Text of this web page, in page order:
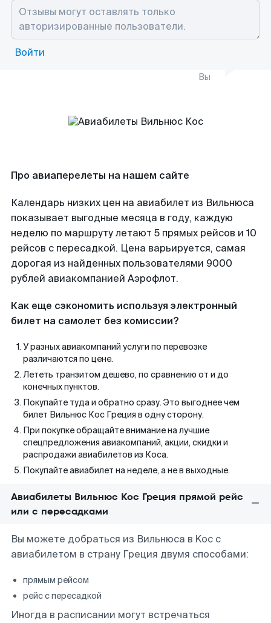
Войти
Вы
Про авиаперелеты на нашем сайте
Календарь низких цен на авиабилет из Вильнюса
показывает выгодные месяца в году, каждую
неделю по маршруту летают 5 прямых рейсов и 10
рейсов с пересадкой. Цена варьируется, самая
дорогая из найденных пользователями 9000
рублей авиакомпанией Аэрофлот.
Как еще сэкономить используя электронный
билет на самолет без комиссии?
У разных авиакомпаний услуги по перевозке
различаются по цене.
Лететь транзитом дешево, по сравнению от и до
конечных пунктов.
Покупайте туда и обратно сразу. Это выгоднее чем
билет Вильнюс Кос Греция в одну сторону.
При покупке обращайте внимание на лучшие
спецпредложения авиакомпаний, акции, скидки и
распродажи авиабилетов из Коса.
Покупайте авиабилет на неделе, а не в выходные.
Авиабилеты Вильнюс Кос Греция прямой рейс
или с пересадками
Вы можете добраться из Вильнюса в Koc с
авиабилетом в страну Греция двумя способами:
прямым рейсом
рейс с пересадкой
Иногда в расписании могут встречаться